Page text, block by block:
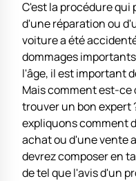
C'est la procédure
d'une réparation ou
voiture a été
dommages
l'âge, il est important
Mais comment est-ce
trouver un bon expert
expliquons comment
achat ou d'une vente
devrez composer en
de tel que l'avis d'un